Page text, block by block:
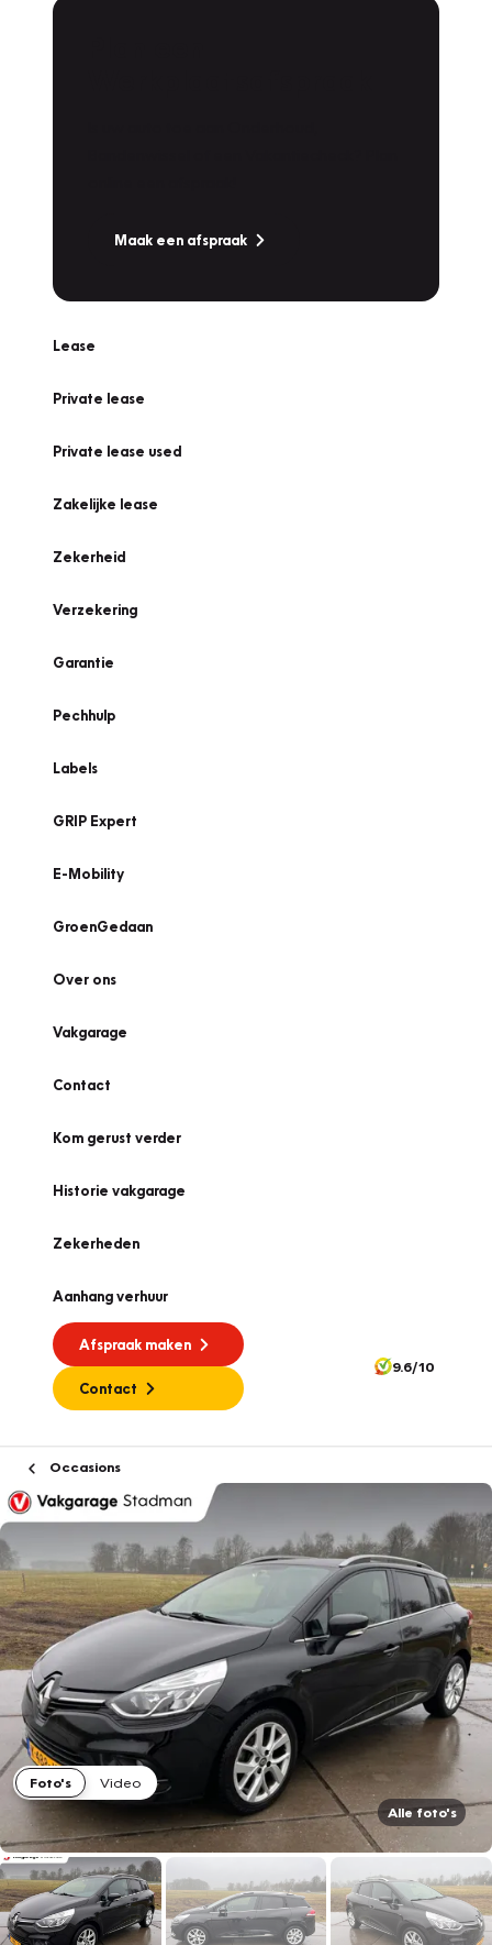
Maak een afspraak
Lease
Private lease
Private lease used
Zakelijke lease
Zekerheid
Verzekering
Garantie
Pechhulp
Labels
GRIP Expert
E-Mobility
GroenGedaan
Over ons
Vakgarage
Contact
Kom gerust verder
Historie vakgarage
Zekerheden
Aanhang verhuur
Afspraak maken
Contact
9.6/10
Occasions
Foto's
Video
Alle foto's